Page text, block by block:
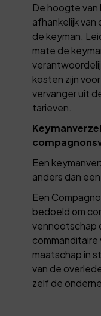
De hoogte
afhankelijk van
de keyman.
mate de
kosten zijn
vervanger uit
tarieven.
Een
anders dan
Een
bedoeld om
vennootschap
maatschap in
van de
zelf de